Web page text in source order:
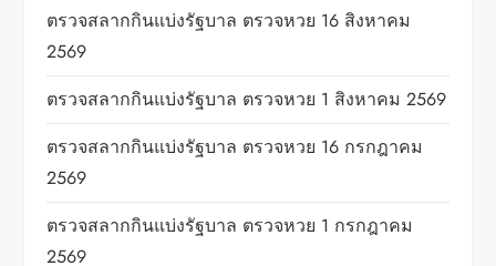
ตรวจสลากกินแบ่งรัฐบาล ตรวจหวย 16 สิงหาคม
2569
ตรวจสลากกินแบ่งรัฐบาล ตรวจหวย 1 สิงหาคม 2569
ตรวจสลากกินแบ่งรัฐบาล ตรวจหวย 16 กรกฎาคม
2569
ตรวจสลากกินแบ่งรัฐบาล ตรวจหวย 1 กรกฎาคม
2569